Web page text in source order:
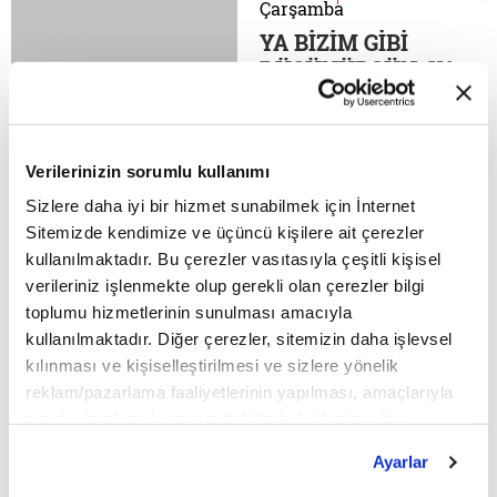
Verilerinizin sorumlu kullanımı
Sizlere daha iyi bir hizmet sunabilmek için İnternet
Sitemizde kendimize ve üçüncü kişilere ait çerezler
kullanılmaktadır. Bu çerezler vasıtasıyla çeşitli kişisel
verileriniz işlenmekte olup gerekli olan çerezler bilgi
toplumu hizmetlerinin sunulması amacıyla
kullanılmaktadır. Diğer çerezler, sitemizin daha işlevsel
kılınması ve kişiselleştirilmesi ve sizlere yönelik
reklam/pazarlama faaliyetlerinin yapılması, amaçlarıyla
belirleyebilirsiniz. Çerezlere ilişkin detaylı bilgi için
Ayarlar
kapüşonu ve iki kırık
dişiyle Gary
Stevenson'un dış
görünüşüne bakarak
ekonomi hakkındaki
milyonlar tarafından
takip edilen...
Çarşamba
YA BİZİM GİBİ
DÜŞÜNÜRSÜN, YA
"HAK, HUKUK,
VANDALLIĞA İBB
Başkanı Ekrem
İmamoğlu'nun
yolsuzluk
soruşturması
kapsamında gözaltına
alınmasının ardından,
CHP Genel Başkanı
Özgür Özel'in sözde
"hak, hukuk, adalet"
arayışıyla yaptığı
sokak çağrısı, İstanbul
HABER 18 Haziran 2025,
Çarşamba
İPTAL KÜLTÜRÜ,
DİKKAT EKONOMİSİ
VE KORUNMA
YOLLARI
Kişiyi
değersizleştirerek,
bunun için kasıtlı